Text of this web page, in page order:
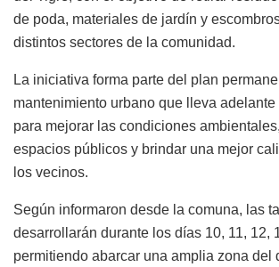
de poda, materiales de jardín y
distintos sectores de la comunidad.
La iniciativa forma parte del plan
mantenimiento urbano que lleva
para mejorar las condiciones
espacios públicos y brindar una mejor
los vecinos.
Según informaron desde la comuna, las
desarrollarán durante los días 10, 11, 12,
permitiendo abarcar una amplia zona del